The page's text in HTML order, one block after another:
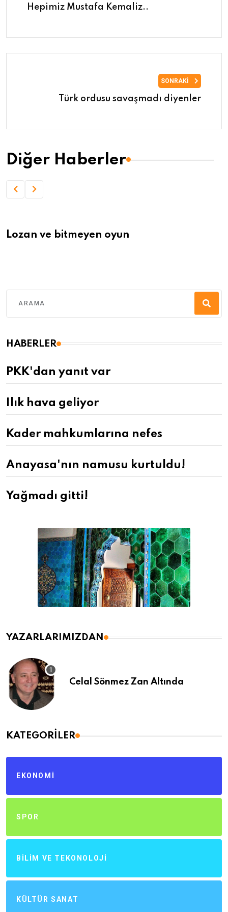
Hepimiz Mustafa Kemaliz..
SONRAKI
Türk ordusu savaşmadı diyenler
Diğer Haberler
Lozan ve bitmeyen oyun
HABERLER
PKK'dan yanıt var
Ilık hava geliyor
Kader mahkumlarına nefes
Anayasa'nın namusu kurtuldu!
Yağmadı gitti!
YAZARLARIMIZDAN
Celal Sönmez Zan Altında
KATEGORILER
EKONOMI
SPOR
BILIM VE TEKONOLOJI
KÜLTÜR SANAT